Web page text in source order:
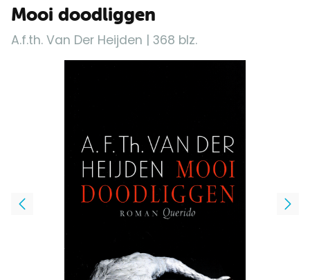
Mooi doodliggen
A.f.th. Van Der Heijden | 368 blz.